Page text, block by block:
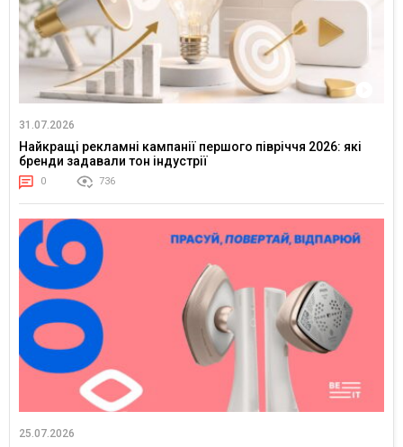
31.07.2026
Найкращі рекламні кампанії першого півріччя 2026: які
бренди задавали тон індустрії
0 736
25.07.2026